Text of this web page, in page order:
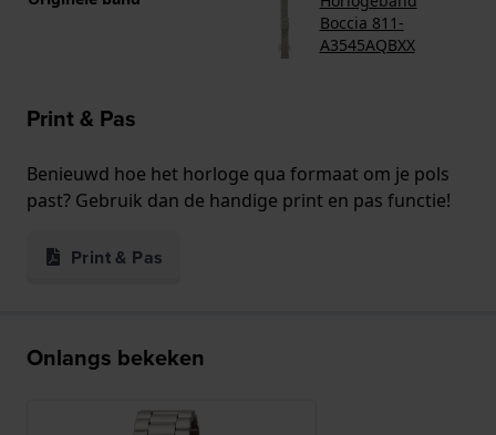
Boccia 811-
A3545AQBXX
Print & Pas
Benieuwd hoe het horloge qua formaat om je pols
past? Gebruik dan de handige print en pas functie!
Print & Pas
Onlangs bekeken